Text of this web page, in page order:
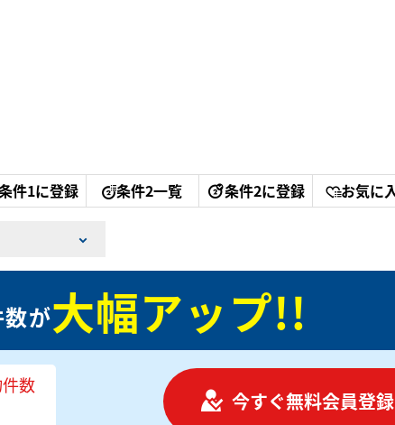
件1に登録 条件2一覧 条件2に登録 お気に
が大幅アップ!!
数
今すぐ無料会員登